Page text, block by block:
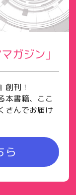
ガジン」
創刊！
本書籍、ここ
さんでお届け
ら